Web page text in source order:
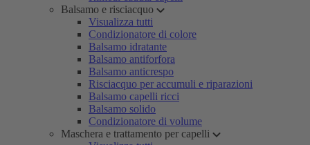
Balsamo e risciacquo
Visualizza tutti
Condizionatore di colore
Balsamo idratante
Balsamo antiforfora
Balsamo anticrespo
Risciacquo per accumuli e riparazioni
Balsamo capelli ricci
Balsamo solido
Condizionatore di volume
Maschera e trattamento per capelli